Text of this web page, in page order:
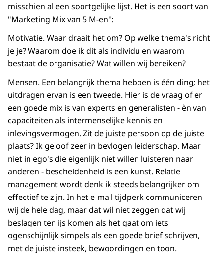
misschien al een soortgelijke lijst. Het is een soort van
"Marketing Mix van 5 M-en":
Motivatie. Waar draait het om? Op welke thema's richt
je je? Waarom doe ik dit als individu en waarom
bestaat de organisatie? Wat willen wij bereiken?
Mensen. Een belangrijk thema hebben is één ding; het
uitdragen ervan is een tweede. Hier is de vraag of er
een goede mix is van experts en generalisten - èn van
capaciteiten als intermenselijke kennis en
inlevingsvermogen. Zit de juiste persoon op de juiste
plaats? Ik geloof zeer in bevlogen leiderschap. Maar
niet in ego's die eigenlijk niet willen luisteren naar
anderen - bescheidenheid is een kunst. Relatie
management wordt denk ik steeds belangrijker om
effectief te zijn. In het e-mail tijdperk communiceren
wij de hele dag, maar dat wil niet zeggen dat wij
beslagen ten ijs komen als het gaat om iets
ogenschijnlijk simpels als een goede brief schrijven,
met de juiste insteek, bewoordingen en toon.